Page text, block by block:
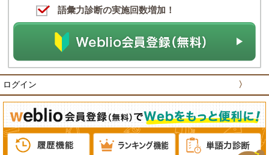
語彙力診断の実施回数増加！
ログイン 〉